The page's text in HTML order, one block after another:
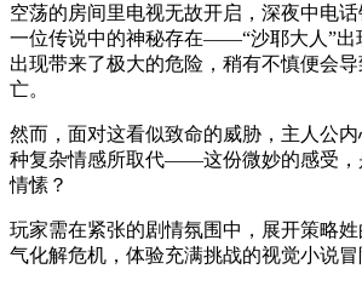
空荡的房间里电视无故开启，深夜中电
一位传说中的神秘存在——“沙耶大人”出
出现带来了极大的危险，稍有不慎便会
亡。
然而，面对这看似致命的威胁，主人公
种复杂情感所取代——这份微妙的感受，
情愫？
玩家需在紧张的剧情氛围中，展开策略
气化解危机，体验充满挑战的视觉小说冒